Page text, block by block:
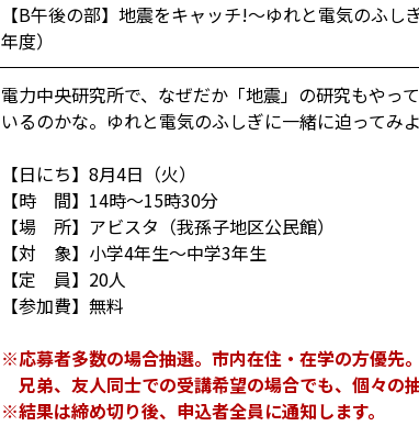
【B午後の部】地震をキャッチ!～ゆれと電気のふし
年度）
電力中央研究所で、なぜだか「地震」の研究もやっ
いるのかな。ゆれと電気のふしぎに一緒に迫ってみ
【日にち】8月4日（火）
【時 間】14時～15時30分
【場 所】アビスタ（我孫子地区公民館）
【対 象】小学4年生～中学3年生
【定 員】20人
【参加費】無料
※応募者多数の場合抽選。市内在住・在学の方優先。
兄弟、友人同士での受講希望の場合でも、個々の抽
※結果は締め切り後、申込者全員に通知します。